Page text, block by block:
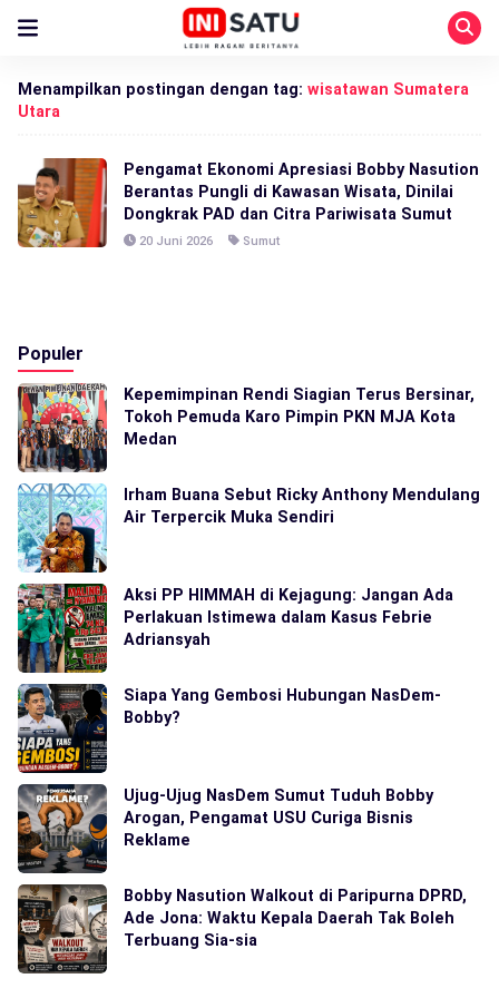
Menampilkan postingan dengan tag: wisatawan Sumatera
Utara
Pengamat Ekonomi Apresiasi Bobby Nasution
Berantas Pungli di Kawasan Wisata, Dinilai
Dongkrak PAD dan Citra Pariwisata Sumut
20 Juni 2026 Sumut
Populer
Kepemimpinan Rendi Siagian Terus Bersinar,
Tokoh Pemuda Karo Pimpin PKN MJA Kota
Medan
Irham Buana Sebut Ricky Anthony Mendulang
Air Terpercik Muka Sendiri
Aksi PP HIMMAH di Kejagung: Jangan Ada
Perlakuan Istimewa dalam Kasus Febrie
Adriansyah
Siapa Yang Gembosi Hubungan NasDem-
Bobby?
Ujug-Ujug NasDem Sumut Tuduh Bobby
Arogan, Pengamat USU Curiga Bisnis
Reklame
Bobby Nasution Walkout di Paripurna DPRD,
Ade Jona: Waktu Kepala Daerah Tak Boleh
Terbuang Sia-sia